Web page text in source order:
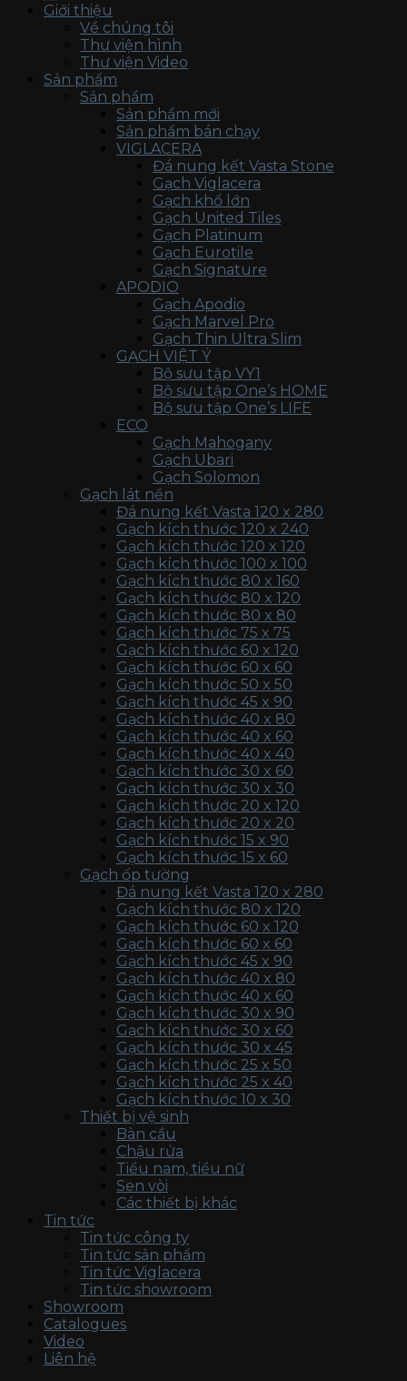
Giới thiệu
Về chúng tôi
Thư viện hình
Thư viện Video
Sản phẩm
Sản phẩm
Sản phẩm mới
Sản phẩm bán chạy
VIGLACERA
Đá nung kết Vasta Stone
Gạch Viglacera
Gạch khổ lớn
Gạch United Tiles
Gạch Platinum
Gạch Eurotile
Gạch Signature
APODIO
Gạch Apodio
Gạch Marvel Pro
Gạch Thin Ultra Slim
GẠCH VIỆT Ý
Bộ sưu tập VY1
Bộ sưu tập One’s HOME
Bộ sưu tập One’s LIFE
ECO
Gạch Mahogany
Gạch Ubari
Gạch Solomon
Gạch lát nền
Đá nung kết Vasta 120 x 280
Gạch kích thước 120 x 240
Gạch kích thước 120 x 120
Gạch kích thước 100 x 100
Gạch kích thước 80 x 160
Gạch kích thước 80 x 120
Gạch kích thước 80 x 80
Gạch kích thước 75 x 75
Gạch kích thước 60 x 120
Gạch kích thước 60 x 60
Gạch kích thước 50 x 50
Gạch kích thước 45 x 90
Gạch kích thước 40 x 80
Gạch kích thước 40 x 60
Gạch kích thước 40 x 40
Gạch kích thước 30 x 60
Gạch kích thước 30 x 30
Gạch kích thước 20 x 120
Gạch kích thước 20 x 20
Gạch kích thước 15 x 90
Gạch kích thước 15 x 60
Gạch ốp tường
Đá nung kết Vasta 120 x 280
Gạch kích thước 80 x 120
Gạch kích thước 60 x 120
Gạch kích thước 60 x 60
Gạch kích thước 45 x 90
Gạch kích thước 40 x 80
Gạch kích thước 40 x 60
Gạch kích thước 30 x 90
Gạch kích thước 30 x 60
Gạch kích thước 30 x 45
Gạch kích thước 25 x 50
Gạch kích thước 25 x 40
Gạch kích thước 10 x 30
Thiết bị vệ sinh
Bàn cầu
Chậu rửa
Tiểu nam, tiểu nữ
Sen vòi
Các thiết bị khác
Tin tức
Tin tức công ty
Tin tức sản phẩm
Tin tức Viglacera
Tin tức showroom
Showroom
Catalogues
Video
Liên hệ